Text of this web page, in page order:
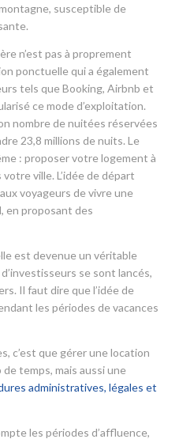
susceptible de
n’est pas à proprement
ponctuelle qui a également
tels que Booking, Airbnb et
ce mode d’exploitation.
nombre de nuitées réservées
23,8 millions de nuits. Le
: proposer votre logement à
ville. L’idée de départ
voyageurs de vivre une
en proposant des
est devenue un véritable
se sont lancés,
Il faut dire que l’idée de
les périodes de vacances
c’est que gérer une location
temps, mais aussi une
administratives, légales et
les périodes d’affluence,